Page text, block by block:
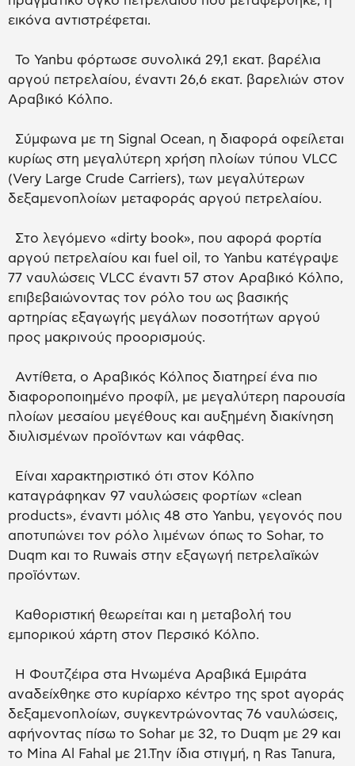
εικόνα αντιστρέφεται.
Το Yanbu φόρτωσε συνολικά 29,1 εκατ. βαρέλια
αργού πετρελαίου, έναντι 26,6 εκατ. βαρελιών στον
Αραβικό Κόλπο.
Σύμφωνα με τη Signal Ocean, η διαφορά οφείλεται
κυρίως στη μεγαλύτερη χρήση πλοίων τύπου VLCC
(Very Large Crude Carriers), των μεγαλύτερων
δεξαμενοπλοίων μεταφοράς αργού πετρελαίου.
Στο λεγόμενο «dirty book», που αφορά φορτία
αργού πετρελαίου και fuel oil, το Yanbu κατέγραψε
77 ναυλώσεις VLCC έναντι 57 στον Αραβικό Κόλπο,
επιβεβαιώνοντας τον ρόλο του ως βασικής
αρτηρίας εξαγωγής μεγάλων ποσοτήτων αργού
προς μακρινούς προορισμούς.
Αντίθετα, ο Αραβικός Κόλπος διατηρεί ένα πιο
διαφοροποιημένο προφίλ, με μεγαλύτερη παρουσία
πλοίων μεσαίου μεγέθους και αυξημένη διακίνηση
διυλισμένων προϊόντων και νάφθας.
Είναι χαρακτηριστικό ότι στον Κόλπο
καταγράφηκαν 97 ναυλώσεις φορτίων «clean
products», έναντι μόλις 48 στο Yanbu, γεγονός που
αποτυπώνει τον ρόλο λιμένων όπως το Sohar, το
Duqm και το Ruwais στην εξαγωγή πετρελαϊκών
προϊόντων.
Καθοριστική θεωρείται και η μεταβολή του
εμπορικού χάρτη στον Περσικό Κόλπο.
Η Φουτζέιρα στα Ηνωμένα Αραβικά Εμιράτα
αναδείχθηκε στο κυρίαρχο κέντρο της spot αγοράς
δεξαμενοπλοίων, συγκεντρώνοντας 76 ναυλώσεις,
αφήνοντας πίσω το Sohar με 32, το Duqm με 29 και
το Mina Al Fahal με 21.Την ίδια στιγμή, η Ras Tanura,